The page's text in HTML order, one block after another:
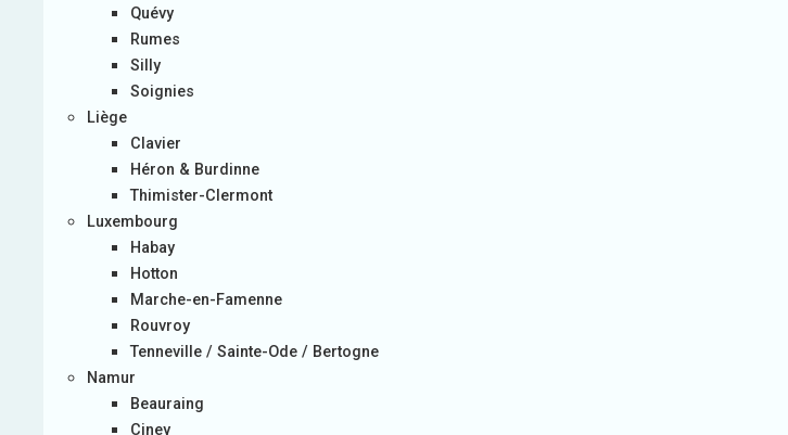
Quévy
Rumes
Silly
Soignies
Liège
Clavier
Héron & Burdinne
Thimister-Clermont
Luxembourg
Habay
Hotton
Marche-en-Famenne
Rouvroy
Tenneville / Sainte-Ode / Bertogne
Namur
Beauraing
Ciney